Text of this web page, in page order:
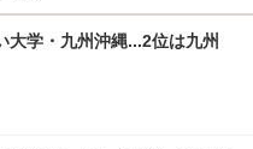
大学・九州沖縄...2位は九州